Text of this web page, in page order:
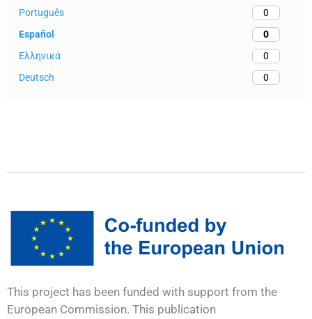
Português
0
Español
0
Ελληνικά
0
Deutsch
0
This project has been funded with support from the
European Commission. This publication